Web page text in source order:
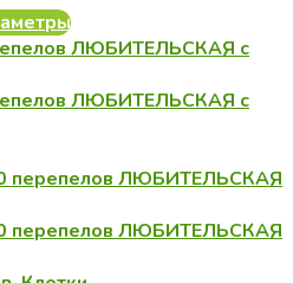
Этот
товар
несколько
можно
на